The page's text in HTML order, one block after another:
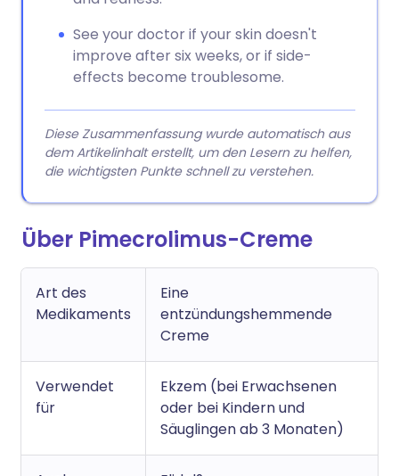
See your doctor if your skin doesn't
improve after six weeks, or if side-
effects become troublesome.
Diese Zusammenfassung wurde automatisch aus
dem Artikelinhalt erstellt, um den Lesern zu helfen,
die wichtigsten Punkte schnell zu verstehen.
Über Pimecrolimus-Creme
Art des
Medikaments
Eine
entzündungshemmende
Creme
Verwendet
für
Ekzem (bei Erwachsenen
oder bei Kindern und
Säuglingen ab 3 Monaten)